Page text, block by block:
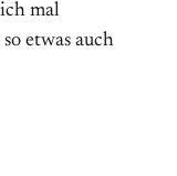
mal
etwas auch